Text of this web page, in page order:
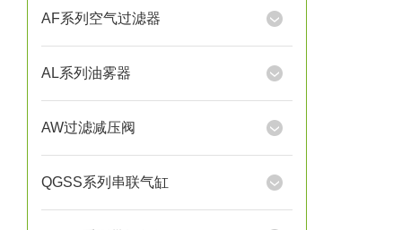
AF系列空气过滤器
AL系列油雾器
AW过滤减压阀
QGSS系列串联气缸